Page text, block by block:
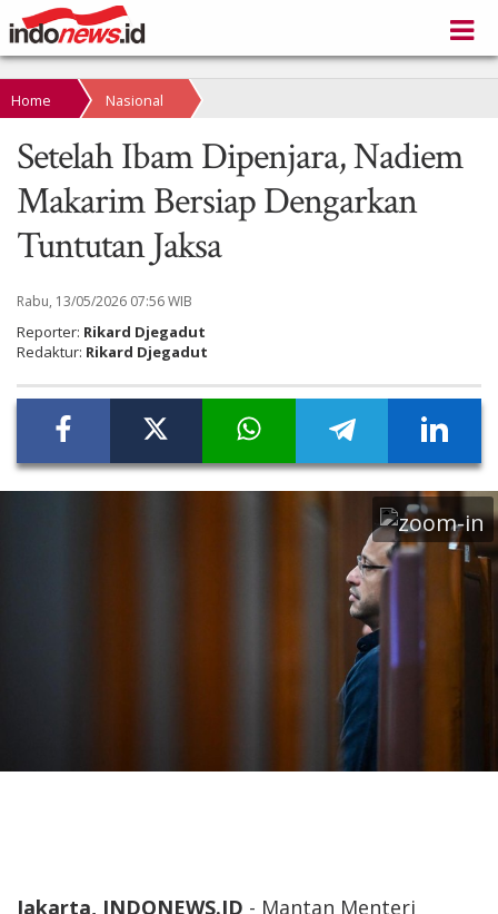
Home Nasional
Setelah Ibam Dipenjara, Nadiem
Makarim Bersiap Dengarkan
Tuntutan Jaksa
Rabu, 13/05/2026 07:56 WIB
Reporter: Rikard Djegadut
Redaktur: Rikard Djegadut
Jakarta, INDONEWS.ID - Mantan Menteri